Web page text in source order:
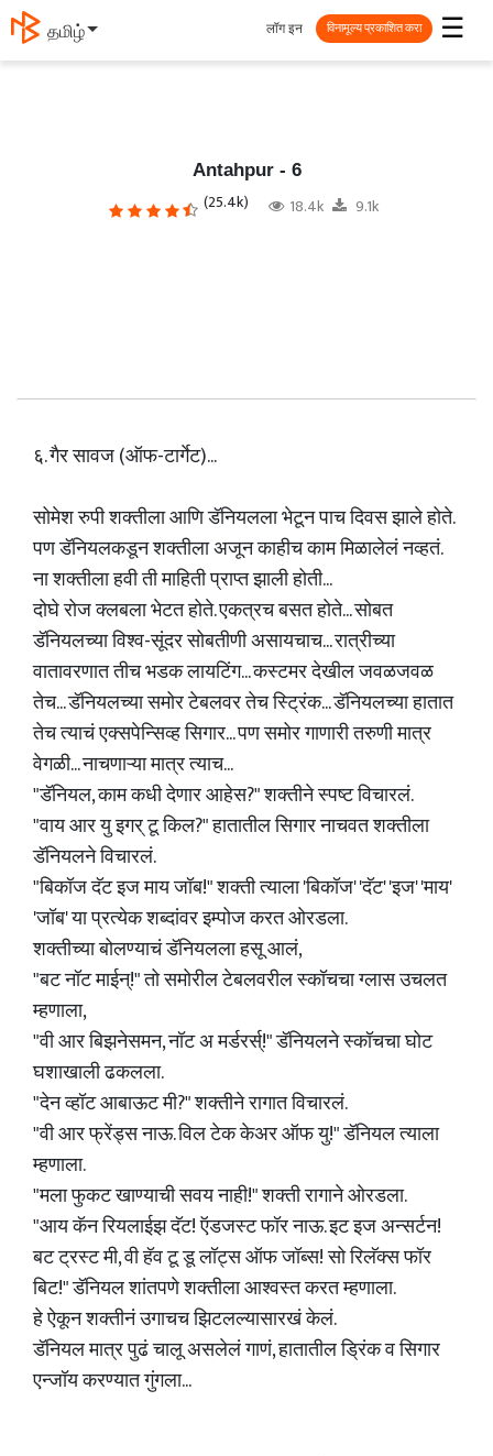
தமிழ் ☰
लॉग इन विनामूल्य प्रकाशित करा
Antahpur - 6
(25.4k) 18.4k 9.1k
६. गैर सावज (ऑफ-टार्गेट)...
सोमेश रुपी शक्तीला आणि डॅनियलला भेटून पाच दिवस झाले होते.
पण डॅनियलकडून शक्तीला अजून काहीच काम मिळालेलं नव्हतं.
ना शक्तीला हवी ती माहिती प्राप्त झाली होती...
दोघे रोज क्लबला भेटत होते. एकत्रच बसत होते... सोबत
डॅनियलच्या विश्व-सूंदर सोबतीणी असायचाच... रात्रीच्या
वातावरणात तीच भडक लायटिंग... कस्टमर देखील जवळजवळ
तेच... डॅनियलच्या समोर टेबलवर तेच स्ट्रिंक... डॅनियलच्या हातात
तेच त्याचं एक्सपेन्सिव्ह सिगार... पण समोर गाणारी तरुणी मात्र
वेगळी... नाचणाऱ्या मात्र त्याच...
"डॅनियल, काम कधी देणार आहेस?" शक्तीने स्पष्ट विचारलं.
"वाय आर यु इगर् टू किल?" हातातील सिगार नाचवत शक्तीला
डॅनियलने विचारलं.
"बिकॉज दॅट इज माय जॉब!" शक्ती त्याला 'बिकॉज' 'दॅट' 'इज' 'माय'
'जॉब' या प्रत्येक शब्दांवर इम्पोज करत ओरडला.
शक्तीच्या बोलण्याचं डॅनियलला हसू आलं,
"बट नॉट माईन्!" तो समोरील टेबलवरील स्कॉचचा ग्लास उचलत
म्हणाला,
"वी आर बिझनेसमन, नॉट अ मर्डरर्स्!" डॅनियलने स्कॉचचा घोट
घशाखाली ढकलला.
"देन व्हॉट आबाऊट मी?" शक्तीने रागात विचारलं.
"वी आर फ्रेंड्स नाऊ. विल टेक केअर ऑफ यु!" डॅनियल त्याला
म्हणाला.
"मला फुकट खाण्याची सवय नाही!" शक्ती रागाने ओरडला.
"आय कॅन रियलाईझ दॅट! ऍडजस्ट फॉर नाऊ. इट इज अन्सर्टन!
बट ट्रस्ट मी, वी हॅव टू डू लॉट्स ऑफ जॉब्स! सो रिलॅक्स फॉर
बिट!" डॅनियल शांतपणे शक्तीला आश्वस्त करत म्हणाला.
हे ऐकून शक्तीनं उगाचच झिटलल्यासारखं केलं.
डॅनियल मात्र पुढं चालू असलेलं गाणं, हातातील ड्रिंक व सिगार
एन्जॉय करण्यात गुंगला...